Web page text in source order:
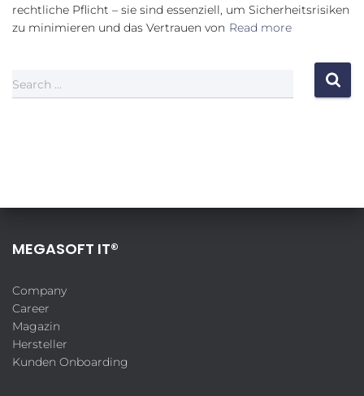
rechtliche Pflicht – sie sind essenziell, um Sicherheitsrisiken
zu minimieren und das Vertrauen von Read more
Search …
MEGASOFT IT®
Company
Career
Magazin
Hersteller
Kunden Onboarding